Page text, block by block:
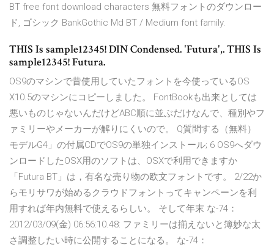
BT free font download characters 無料フォントのダウンロー
ド, ゴシック BankGothic Md BT / Medium font family.
THIS Is sample12345! DIN Condensed. 'Futura',. THIS Is
sample12345! Futura.
OS9のマシンで昔使用していたフォントを今使っているOS
X10.5のマシンにコピーしました。 FontBookも出来としては
悪いものじゃないんだけどABC順に並ぶだけなんで、種別やフ
ァミリーやメーカーが解りにくいので。 Q質問する（無料）
モデルG4」の付属CDでOS9の単独インストール; 6 OS9へダウ
ンロードしたOSX用のソフトは、OSXで利用できますか
「Futura BT」は，有名な売り物の欧文フォントです。 2/22か
らモリサワが始めるクラウドフォントってキャンペーンを利
用すれば年内無料で使えるらしい。 そして年末 な-74：
2012/03/09(金) 06:56:10.48: ファミリーは揃えないと簿妙な太
さ調整したい時に公開することになる。 な-74：